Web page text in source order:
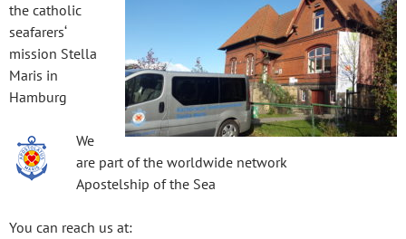
the catholic
seafarers‘
mission Stella
Maris in
Hamburg
We
are part of the worldwide network
Apostelship of the Sea
You can reach us at: